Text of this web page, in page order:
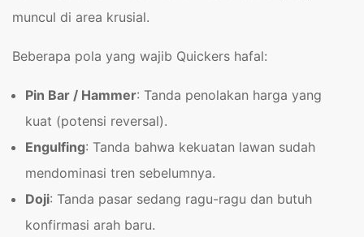
muncul di area krusial.
Beberapa pola yang wajib Quickers hafal:
Pin Bar / Hammer: Tanda penolakan harga yang
kuat (potensi reversal).
Engulfing: Tanda bahwa kekuatan lawan sudah
mendominasi tren sebelumnya.
Doji: Tanda pasar sedang ragu-ragu dan butuh
konfirmasi arah baru.